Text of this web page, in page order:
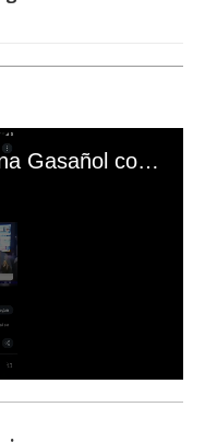
El mal momento de Yanina Gasañol con un hincha argentino en "Subrayado"